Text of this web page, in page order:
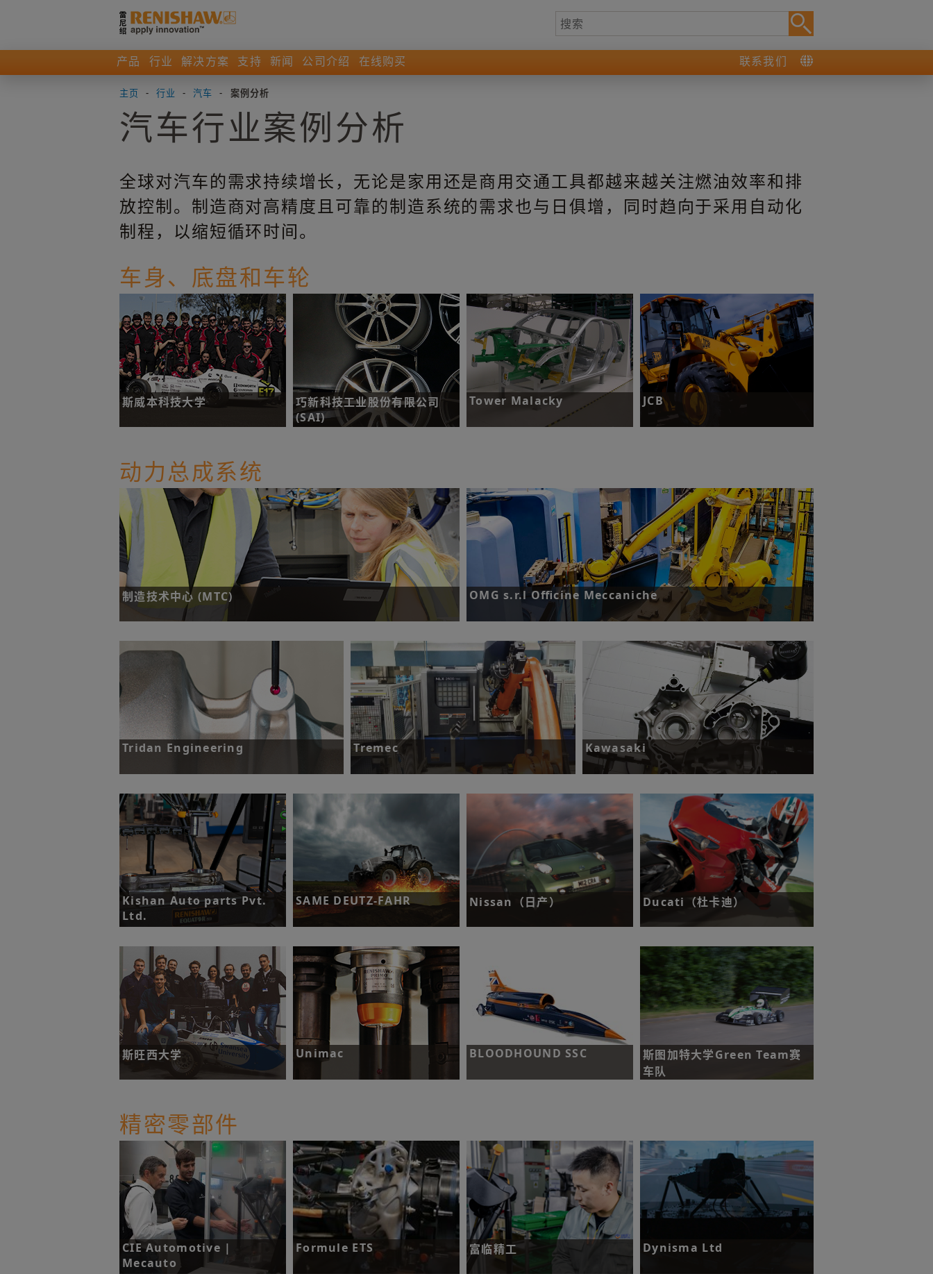
产品 行业 解决方案 支持 新闻 公司介绍 在线购买 联系我们
主页 - 行业 - 汽车 - 案例分析
汽车行业案例分析
全球对汽车的需求持续增长，无论是家用还是商用交通工具都越来越关注燃油效率和排
放控制。制造商对高精度且可靠的制造系统的需求也与日俱增，同时趋向于采用自动化
制程，以缩短循环时间。
车身、底盘和车轮
斯威本科技大学
了解更多
巧新科技工业股份有限公司
(SAI)
了解更多
Tower Malacky
挑战：缩短设定时间并提高制程重复
了解更多
JCB
挑战：优化底盘生产过程的质量控制。
了解更多
动力总成系统
制造技术中心 (MTC)
了解更多
OMG s.r.l Officine Meccaniche
挑战：提升高产量、高价值汽车零部件的生产节拍，并降低废品率。
了解更多
Tridan Engineering
挑战：在保证机加工铸件质量的同时缩短交付周
期。
了解更多
Tremec
挑战：将戴姆勒零件的车间测量时间缩短85%。
了解更多
Kawasaki
挑战：缩短坐标测量机检测和测头标定时间。
了解更多
Kishan Auto parts Pvt.
Ltd.
挑战：灵活测量多种不同工件，并立
即判定工件是否合格。
了解更多
SAME DEUTZ-FAHR
挑战：将刀具破损检测时间缩短
67%。
了解更多
Nissan（日产）
了解更多
Ducati（杜卡迪）
刀具破损。
了解更多
斯旺西大学
了解更多
Unimac
挑战：将检测时间缩短40%。
了解更多
BLOODHOUND SSC
挑战：打造出第一辆时速超过1000英
了解更多
斯图加特大学Green Team赛
车队
了解更多
精密零部件
CIE Automotive |
Mecauto
Formule ETS 富临精工 Dynisma Ltd